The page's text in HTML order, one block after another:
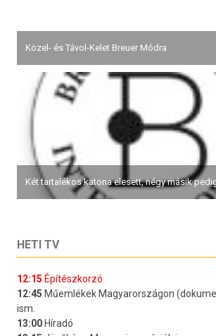
Közel- és Távol-Kelet Breuer Módra
Két tartalékos katona elesett, négy másik
HETI TV